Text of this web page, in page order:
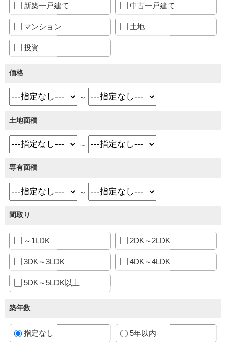
新築一戸建て 中古一戸建て
マンション 土地
投資
価格
～
土地面積
～
専有面積
～
間取り
～1LDK 2DK～2LDK
3DK～3LDK 4DK～4LDK
5DK～5LDK以上
築年数
指定なし 5年以内